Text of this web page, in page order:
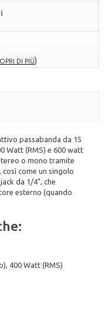
DI PIÙ)
passabanda da 15
Watt (RMS) e 600 watt
o mono tramite
come un singolo
da 1/4", che
esterno (quando
400 Watt (RMS)